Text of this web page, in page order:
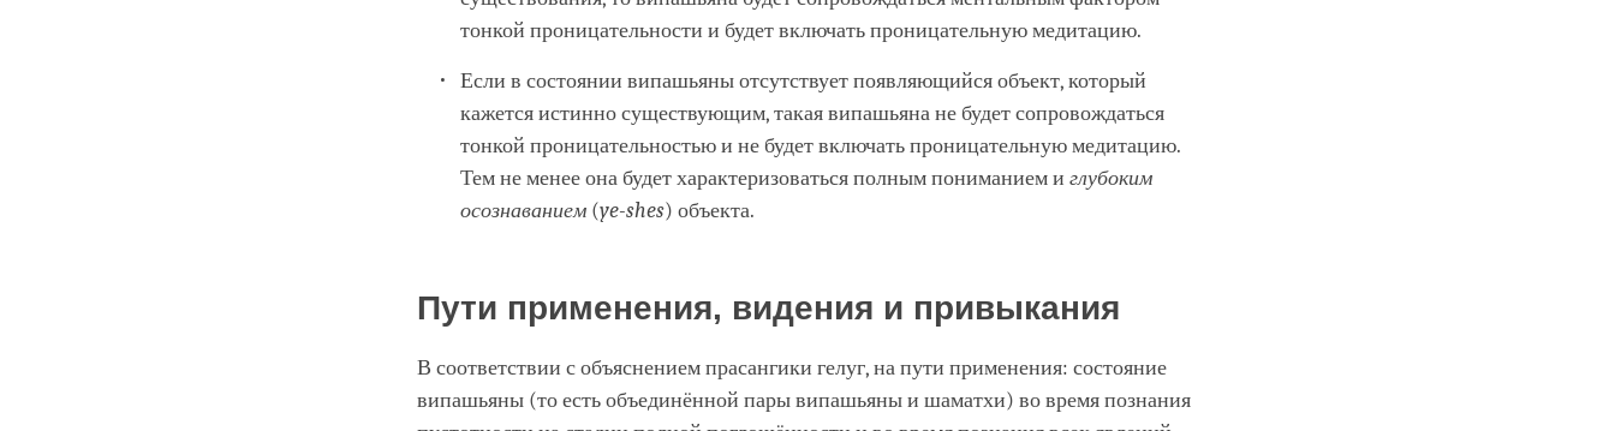
тонкой проницательности и будет включать проницательную медитацию.
Если в состоянии випашьяны отсутствует появляющийся объект, который
кажется истинно существующим, такая випашьяна не будет сопровождаться
тонкой проницательностью и не будет включать проницательную медитацию.
Тем не менее она будет характеризоваться полным пониманием иглубоким
осознаванием (ye-shes) объекта.
Пути применения, видения и привыкания
В соответствии с объяснением прасангики гелуг, на пути применения: состояние
випашьяны (то есть объединённой пары випашьяны и шаматхи) во время познания